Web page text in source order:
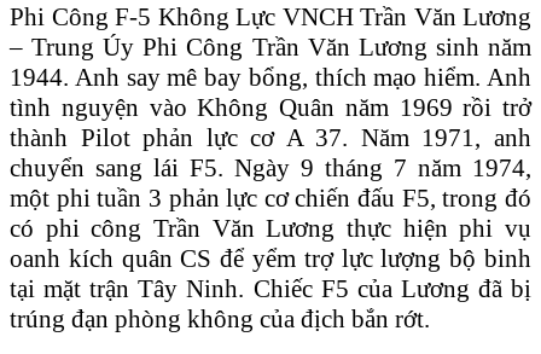
Phi Công F-5 Không Lực VNCH Trần Văn Lương
– Trung Úy Phi Công Trần Văn Lương sinh năm
1944. Anh say mê bay bổng, thích mạo hiểm. Anh
tình nguyện vào Không Quân năm 1969 rồi trở
thành Pilot phản lực cơ A 37. Năm 1971, anh
chuyển sang lái F5. Ngày 9 tháng 7 năm 1974,
một phi tuần 3 phản lực cơ chiến đấu F5, trong đó
có phi công Trần Văn Lương thực hiện phi vụ
oanh kích quân CS để yểm trợ lực lượng bộ binh
tại mặt trận Tây Ninh. Chiếc F5 của Lương đã bị
trúng đạn phòng không của địch bắn rớt.